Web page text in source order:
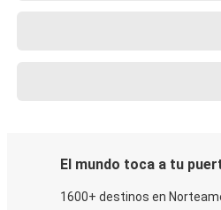
El mundo toca a tu
1600+ destinos en